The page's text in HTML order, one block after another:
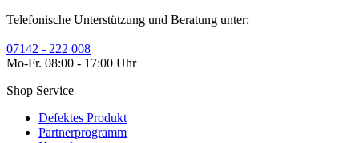
Telefonische Unterstützung und Beratung unter:
07142 - 222 008
Mo-Fr. 08:00 - 17:00 Uhr
Shop Service
Defektes Produkt
Partnerprogramm